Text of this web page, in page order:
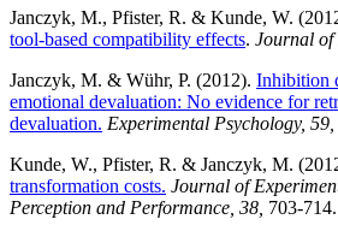
Janczyk, M., Pfister, R. & Kunde, W.
tool-based compatibility effects. Journal of
Janczyk, M. & Wühr, P. (2012). Inhibition
emotional devaluation: No evidence for
devaluation. Experimental Psychology, 59,
Kunde, W., Pfister, R. & Janczyk, M.
transformation costs. Journal of
Perception and Performance, 38, 703-714.